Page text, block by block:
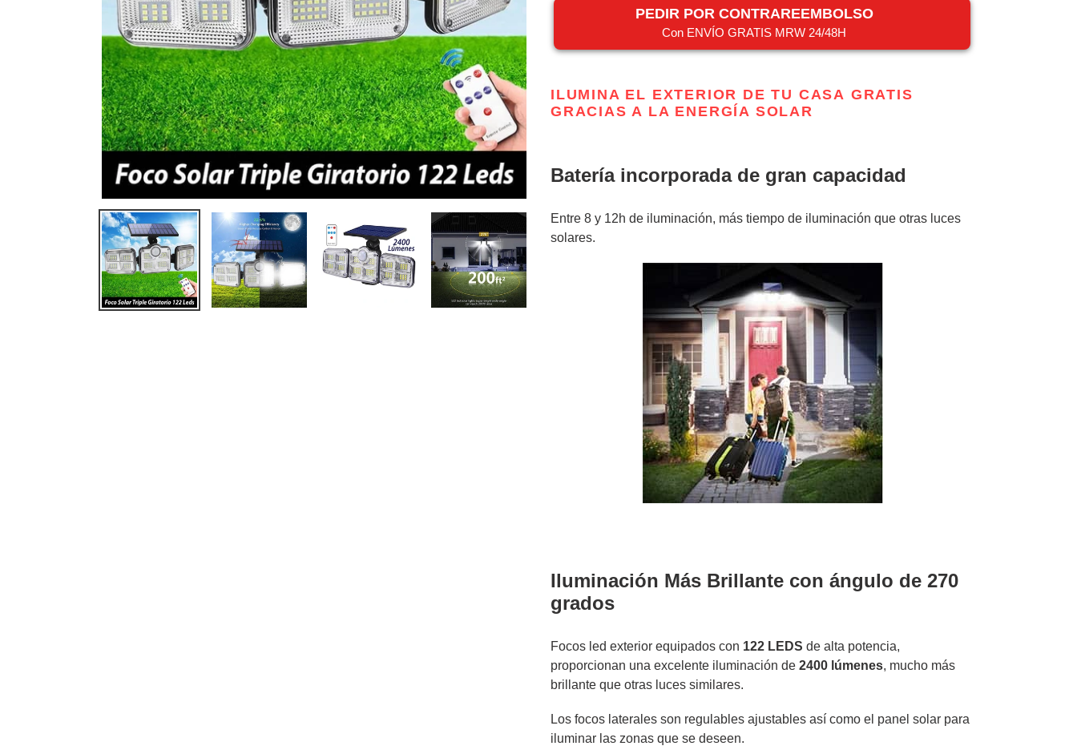
PEDIR POR CONTRAREEMBOLSO
Con ENVÍO GRATIS MRW 24/48H
el
producto
carrito
ILUMINA EL EXTERIOR DE TU CASA GRATIS
GRACIAS A LA ENERGÍA SOLAR
Batería incorporada de gran capacidad
Entre 8 y 12h de iluminación, más tiempo de iluminación que otras luces
solares.
Iluminación Más Brillante con ángulo de 270
grados
Focos led exterior equipados con 122 LEDS de alta potencia,
proporcionan una excelente iluminación de 2400 lúmenes, mucho más
brillante que otras luces similares.
Los focos laterales son regulables ajustables así como el panel solar para
iluminar las zonas que se deseen.